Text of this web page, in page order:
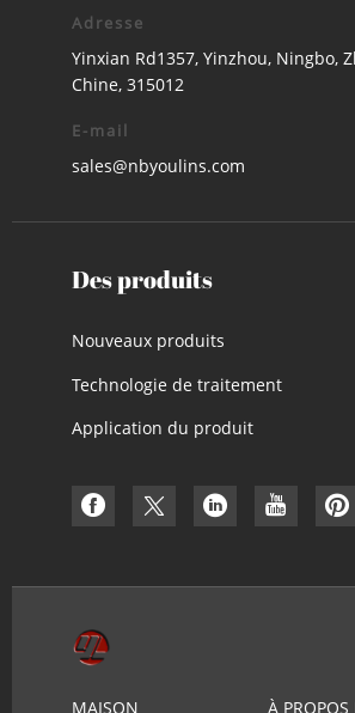
Adresse
Yinxian Rd1357, Yinzhou, Ningbo,
Chine, 315012
E-mail
sales@nbyoulins.com
Des produits
Nouveaux produits
Technologie de traitement
Application du produit
MAISON À